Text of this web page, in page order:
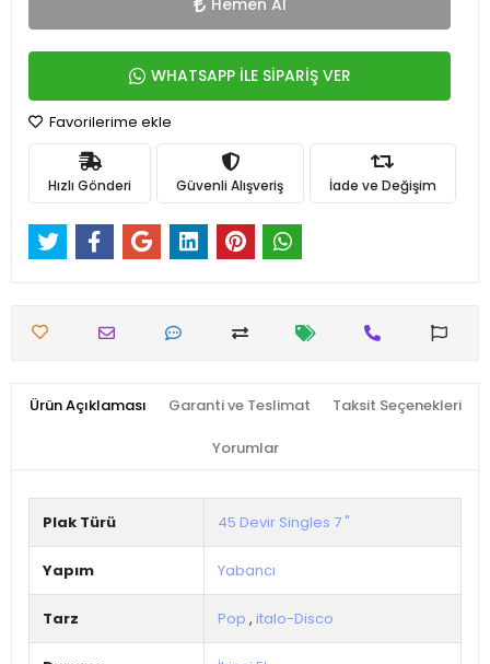
Hemen Al
WHATSAPP İLE SİPARİŞ VER
Favorilerime ekle
Hızlı Gönderi Güvenli Alışveriş İade ve Değişim
Ürün Açıklaması Garanti ve Teslimat Taksit Seçenekleri
Yorumlar
Plak Türü 45 Devir Singles 7 "
Yapım Yabancı
Tarz Pop , italo-Disco